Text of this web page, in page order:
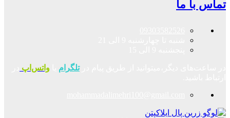
تماس با ما
در ساعت‌های دیگر،میتوانید از طریق پیام درتلگرام واتس‌اپ